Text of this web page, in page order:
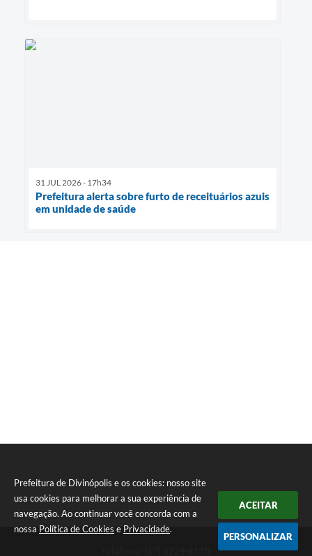
Prefeitura de Divinópolis e os cookies: nosso site
usa cookies para melhorar a sua experiência de
navegação. Ao continuar você concorda com a
nossa Política de Cookies e Privacidade.
ACEITAR
PERSONALIZAR
31 JUL 2026 - 17h34
Prefeitura alerta sobre furto de receituários azuis
em unidade de saúde